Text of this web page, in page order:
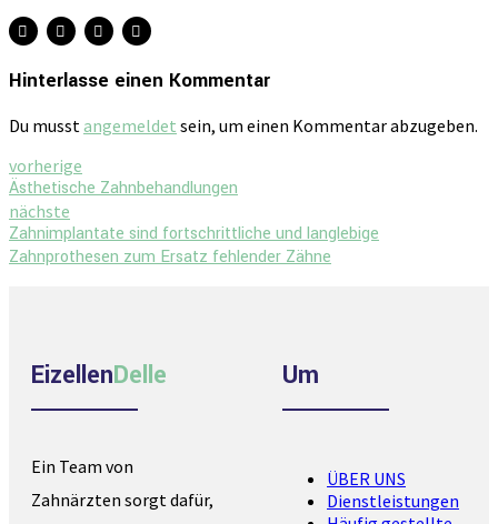
Hinterlasse einen Kommentar
Du musstangemeldet sein, um einen Kommentar abzugeben.
vorherige
Ästhetische Zahnbehandlungen
nächste
Zahnimplantate sind fortschrittliche und langlebige
Zahnprothesen zum Ersatz fehlender Zähne
EizellenDelle
Ein Team von
Zahnärzten sorgt dafür,
Um
ÜBER UNS
Dienstleistungen